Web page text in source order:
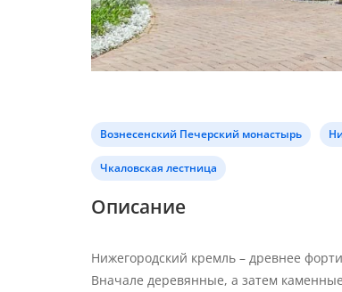
Вознесенский Печерский монастырь
Чкаловская лестница
Описание
Нижегородский кремль – древнее
Вначале деревянные, а затем